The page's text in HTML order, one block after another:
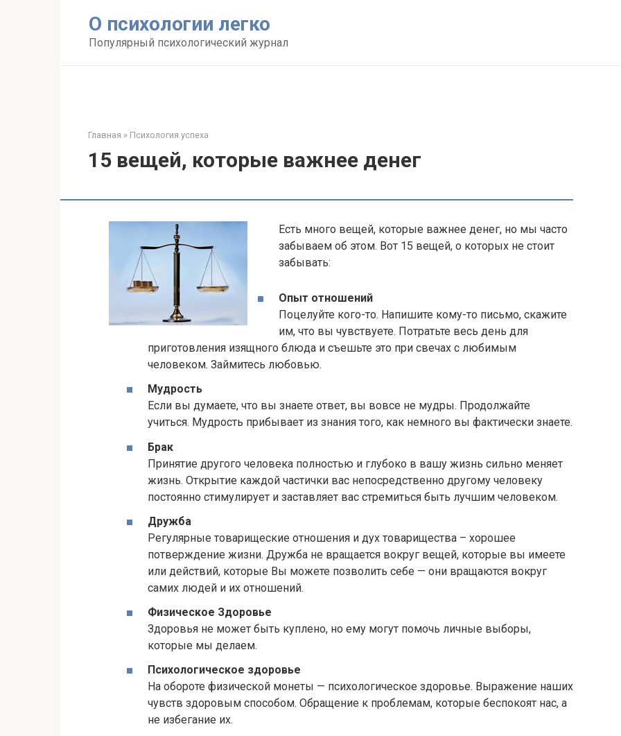
О психологии легко
Популярный психологический журнал
Главная » Психология успеха
15 вещей, которые важнее денег
Есть много вещей, которые важнее денег, но мы часто
забываем об этом. Вот 15 вещей, о которых не стоит
забывать:
Опыт отношений
Поцелуйте кого-то. Напишите кому-то письмо, скажите
им, что вы чувствуете. Потратьте весь день для
приготовления изящного блюда и съешьте это при свечах с любимым
человеком. Займитесь любовью.
Мудрость
Если вы думаете, что вы знаете ответ, вы вовсе не мудры. Продолжайте
учиться. Мудрость прибывает из знания того, как немного вы фактически знаете.
Брак
Принятие другого человека полностью и глубоко в вашу жизнь сильно меняет
жизнь. Открытие каждой частички вас непосредственно другому человеку
постоянно стимулирует и заставляет вас стремиться быть лучшим человеком.
Дружба
Регулярные товарищеские отношения и дух товарищества – хорошее
потверждение жизни. Дружба не вращается вокруг вещей, которые вы имеете
или действий, которые Вы можете позволить себе — они вращаются вокруг
самих людей и их отношений.
Физическое Здоровье
Здоровья не может быть куплено, но ему могут помочь личные выборы,
которые мы делаем.
Психологическое здоровье
На обороте физической монеты — психологическое здоровье. Выражение наших
чувств здоровым способом. Обращение к проблемам, которые беспокоят нас, а
не избегание их.